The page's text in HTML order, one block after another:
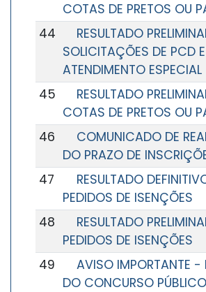
COTAS DE PRETOS OU
44
RESULTADO
SOLICITAÇÕES DE PCD E
ATENDIMENTO ESPECIAL
45
RESULTADO
COTAS DE PRETOS OU
46
COMUNICADO DE
DO PRAZO DE
47
RESULTADO
PEDIDOS DE ISENÇÕES
48
RESULTADO
PEDIDOS DE ISENÇÕES
49
AVISO IMPORTANTE -
DO CONCURSO PÚBLICO